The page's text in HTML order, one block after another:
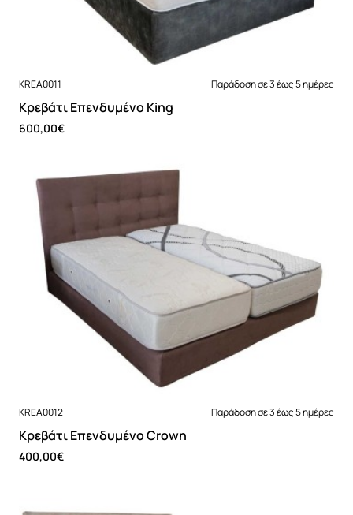
Νέο
KREA0011 Παράδοση σε 3 έως 5 ημέρες
Kρεβάτι Επενδυμένο King
600,00€
Νέο
KREA0012 Παράδοση σε 3 έως 5 ημέρες
Κρεβάτι Επενδυμένο Crown
400,00€